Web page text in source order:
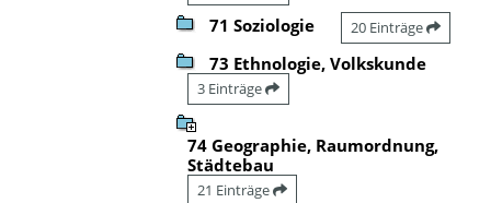
71 Soziologie 20 Einträge
73 Ethnologie, Volkskunde
3 Einträge
74 Geographie, Raumordnung,
Städtebau
21 Einträge